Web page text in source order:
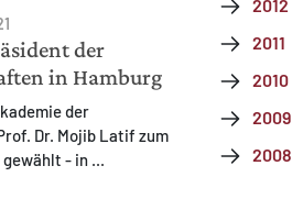
der
in Hamburg
der
Dr. Mojib Latif zum
- in ...
2012
2011
2010
2009
2008